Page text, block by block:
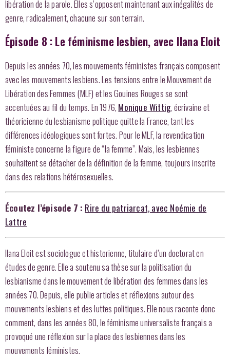
libération de la parole. Elles s’opposent maintenant aux inégalités de
genre, radicalement, chacune sur son terrain.
Épisode 8 : Le féminisme lesbien, avec Ilana Eloit
Depuis les années 70, les mouvements féministes français composent
avec les mouvements lesbiens. Les tensions entre le Mouvement de
Libération des Femmes (MLF) et les Gouines Rouges se sont
accentuées au fil du temps. En 1976, Monique Wittig, écrivaine et
théoricienne du lesbianisme politique quitte la France, tant les
différences idéologiques sont fortes. Pour le MLF, la revendication
féministe concerne la figure de “la femme”. Mais, les lesbiennes
souhaitent se détacher de la définition de la femme, toujours inscrite
dans des relations hétérosexuelles.
Écoutez l’épisode 7 : Rire du patriarcat, avec Noémie de
Lattre
Ilana Eloit est sociologue et historienne, titulaire d’un doctorat en
études de genre. Elle a soutenu sa thèse sur la politisation du
lesbianisme dans le mouvement de libération des femmes dans les
années 70. Depuis, elle publie articles et réflexions autour des
mouvements lesbiens et des luttes politiques. Elle nous raconte donc
comment, dans les années 80, le féminisme universaliste français a
provoqué une réflexion sur la place des lesbiennes dans les
mouvements féministes.